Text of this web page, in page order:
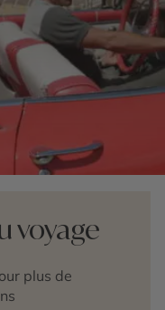
voyage
plus de